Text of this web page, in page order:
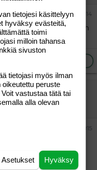
#14
kans läträäminen
#15
onki hiukka
tietojesi käsittelyyn
hyväksy evästeitä,
toimi
milloin tahansa
sivuston
tietojasi myös ilman
peruste
vastustaa tätä tai
alla olevan
Hyväksy
Asetukset